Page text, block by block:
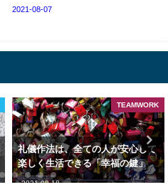
2021-08-07
POWER-FRAISE
【衝撃的な板書】 学校の先生の板
書で衝撃的だったものは・・・！
＜教師の背中＞